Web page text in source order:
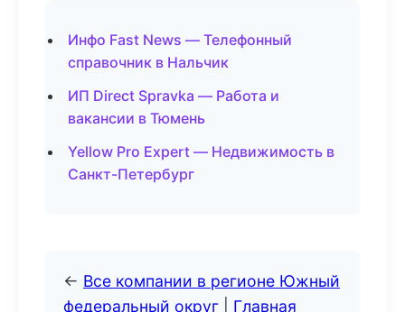
Инфо Fast News — Телефонный
справочник в Нальчик
ИП Direct Spravka — Работа и
вакансии в Тюмень
Yellow Pro Expert — Недвижимость в
Санкт-Петербург
← Все компании в регионе Южный
федеральный округ
Главная